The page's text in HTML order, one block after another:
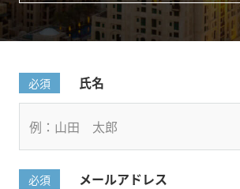
必須 氏名
必須 メールアドレス